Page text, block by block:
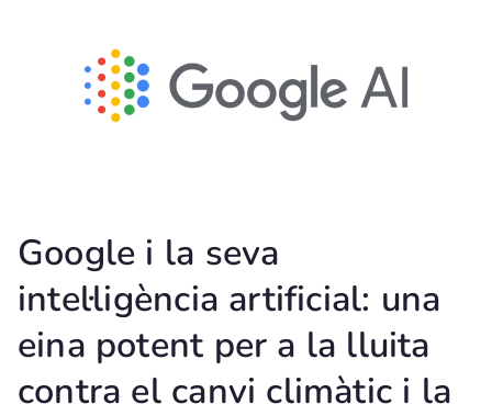
Google i la seva
intel·ligència artificial: una
eina potent per a la lluita
contra el canvi climàtic i la